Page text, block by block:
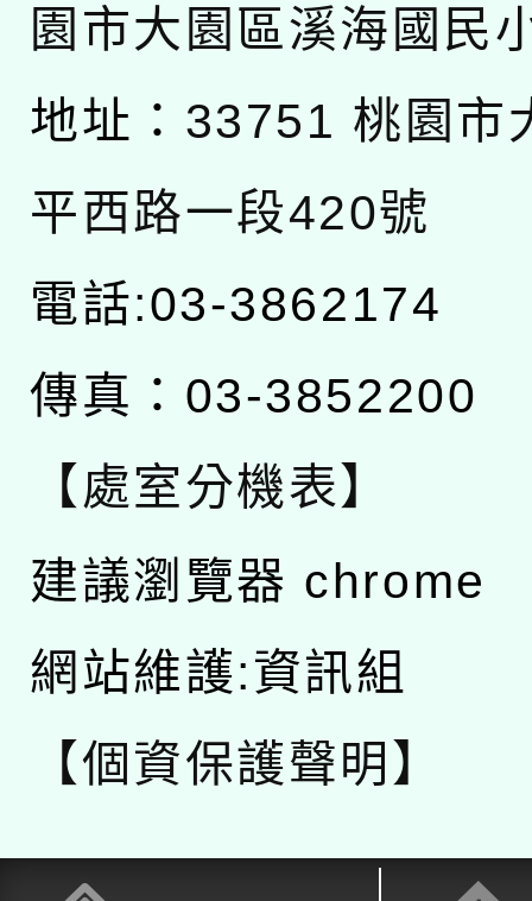
園市大園區溪海國民
地址： 33751 桃園市
平西路一段420號
電話:03-3862174
傳真：03-3852200
【處室分機表】
建議瀏覽器 chrome
網站維護:資訊組
【個資保護聲明】